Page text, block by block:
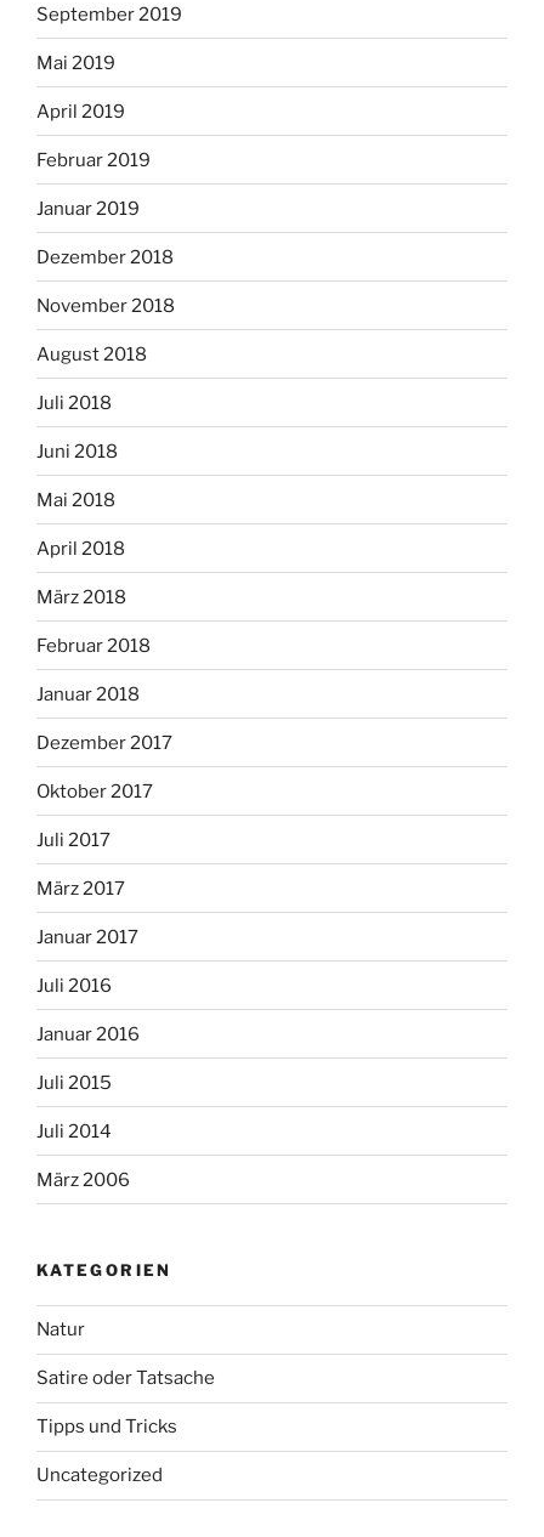
September 2019
Mai 2019
April 2019
Februar 2019
Januar 2019
Dezember 2018
November 2018
August 2018
Juli 2018
Juni 2018
Mai 2018
April 2018
März 2018
Februar 2018
Januar 2018
Dezember 2017
Oktober 2017
Juli 2017
März 2017
Januar 2017
Juli 2016
Januar 2016
Juli 2015
Juli 2014
März 2006
KATEGORIEN
Natur
Satire oder Tatsache
Tipps und Tricks
Uncategorized